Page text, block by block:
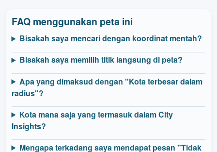
FAQ menggunakan peta ini
Bisakah saya mencari dengan koordinat mentah?
Bisakah saya memilih titik langsung di peta?
Apa yang dimaksud dengan "Kota terbesar dalam
radius"?
Kota mana saja yang termasuk dalam City
Insights?
Mengapa terkadang saya mendapat pesan "Tidak